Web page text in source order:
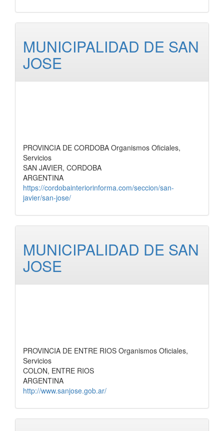
MUNICIPALIDAD DE SAN
JOSE
PROVINCIA DE CORDOBA Organismos Oficiales,
Servicios
SAN JAVIER, CORDOBA
ARGENTINA
https://cordobainteriorinforma.com/seccion/san-
javier/san-jose/
MUNICIPALIDAD DE SAN
JOSE
PROVINCIA DE ENTRE RIOS Organismos Oficiales,
Servicios
COLON, ENTRE RIOS
ARGENTINA
http://www.sanjose.gob.ar/